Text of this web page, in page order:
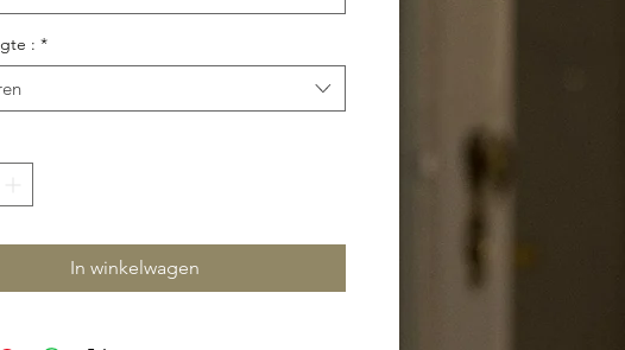
: *
In winkelwagen